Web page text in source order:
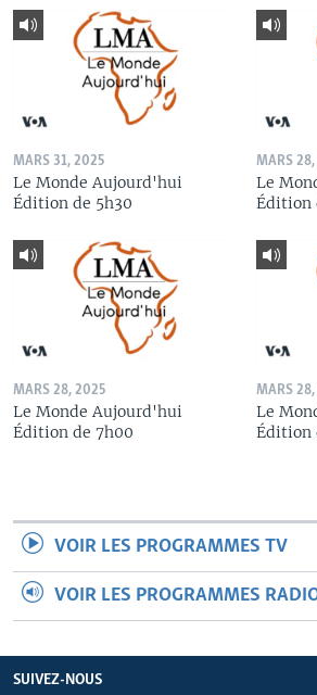
MARS 31, 2025
Le Monde Aujourd'hui
Édition de 5h30
MARS
Le
Édition
MARS 28, 2025
Le Monde Aujourd'hui
Édition de 7h00
MARS
Le
Édition
VOIR LES PROGRAMMES TV
VOIR LES PROGRAMMES
SUIVEZ-NOUS